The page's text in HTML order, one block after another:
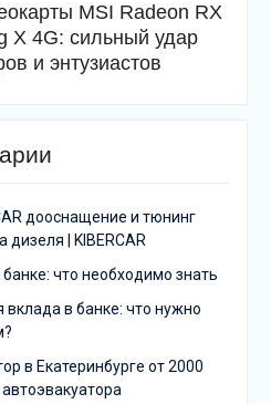
MSI Radeon RX
X 4G: сильный удар
и энтузиастов
дооснащение и тюнинг
| KIBERCAR
банке: что необходимо знать
вклада в банке: что нужно
в Екатеринбурге от 2000